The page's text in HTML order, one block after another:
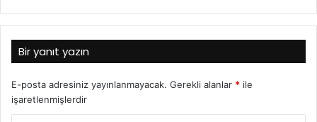
Bir yanıt yazın
E-posta adresiniz yayınlanmayacak. Gerekli alanlar * ile
işaretlenmişlerdir